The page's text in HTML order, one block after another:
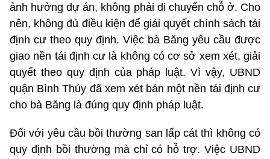
ảnh hưởng dự án, không phải di chuyển chỗ ở. Cho
nên, không đủ điều kiện để giải quyết chính sách tái
định cư theo quy định. Việc bà Băng yêu cầu được
giao nền tái định cư là không có cơ sở xem xét, giải
quyết theo quy định của pháp luật. Vì vậy, UBND
quận Bình Thủy đã xem xét bán một nền tái định cư
cho bà Băng là đúng quy định pháp luật.
Đối với yêu cầu bồi thường san lấp cát thì không có
quy định bồi thường mà chỉ có hỗ trợ. Việc UBND